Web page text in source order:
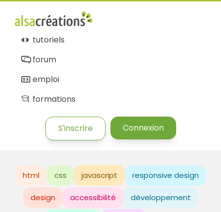
tutoriels
forum
emploi
formations
S'inscrire Connexion
html css javascript responsive design
design accessibilité développement